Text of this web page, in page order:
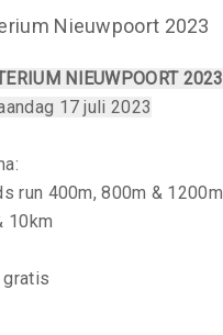
Nieuwpoort 2023
NIEUWPOORT 2023
17 juli 2023
run 400m, 800m & 1200m
10km